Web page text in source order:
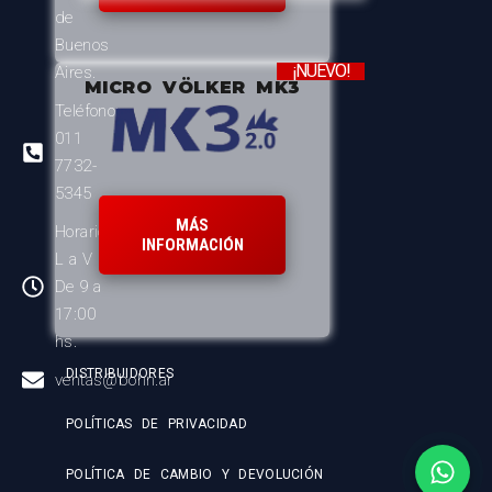
de
Buenos
Aires.
Teléfono:
011
7732-
5345
Horario:
L a V
De 9 a
17:00
hs.
ventas@bohn.ar
MICRO VÖLKER MK3
¡NUEVO!
MÁS
INFORMACIÓN
DISTRIBUIDORES
POLÍTICAS DE PRIVACIDAD
POLÍTICA DE CAMBIO Y DEVOLUCIÓN